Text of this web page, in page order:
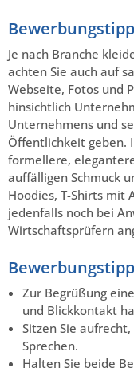
Je nach Branche
achten Sie auch auf
Webseite, Fotos und
hinsichtlich
Unternehmens und
Öffentlichkeit geben.
formellere,
auffälligen Schmuck
Hoodies, T-Shirts mit
jedenfalls noch bei
Wirtschaftsprüfern
Zur Begrüßung
und Blickkontakt
Sitzen Sie
Sprechen.
Halten Sie beide